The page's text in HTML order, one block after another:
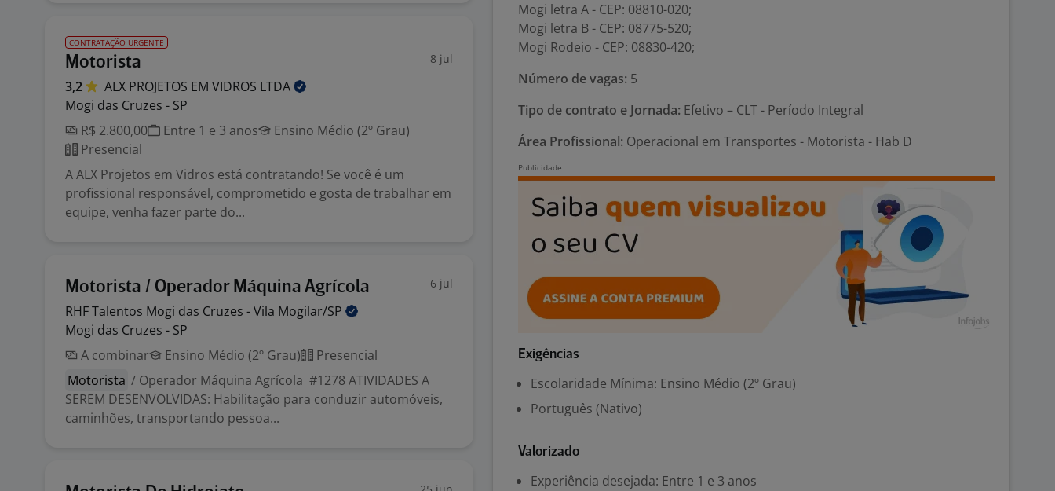
CONTRATAÇÃO URGENTE
Motorista 8 jul
3,2 ALX PROJETOS EM VIDROS LTDA
Mogi das Cruzes - SP
R$ 2.800,00
Entre 1 e 3 anos
Ensino Médio (2º Grau)
Presencial
A ALX Projetos em Vidros está contratando! Se você é um
profissional responsável, comprometido e gosta de trabalhar em
equipe, venha fazer parte do...
Motorista / Operador Máquina Agrícola 6 jul
RHF Talentos Mogi das Cruzes - Vila Mogilar/SP
Mogi das Cruzes - SP
A combinar
Ensino Médio (2º Grau)
Presencial
Motorista / Operador Máquina Agrícola #1278 ATIVIDADES A
SEREM DESENVOLVIDAS: Habilitação para conduzir automóveis,
caminhões, transportando pessoa...
Mogi letra A - CEP: 08810-020;
Mogi letra B - CEP: 08775-520;
Mogi Rodeio - CEP: 08830-420;
Número de vagas: 5
Tipo de contrato e Jornada: Efetivo – CLT - Período Integral
Área Profissional: Operacional em Transportes - Motorista - Hab D
Exigências
Escolaridade Mínima: Ensino Médio (2º Grau)
Português (Nativo)
Valorizado
Experiência desejada: Entre 1 e 3 anos